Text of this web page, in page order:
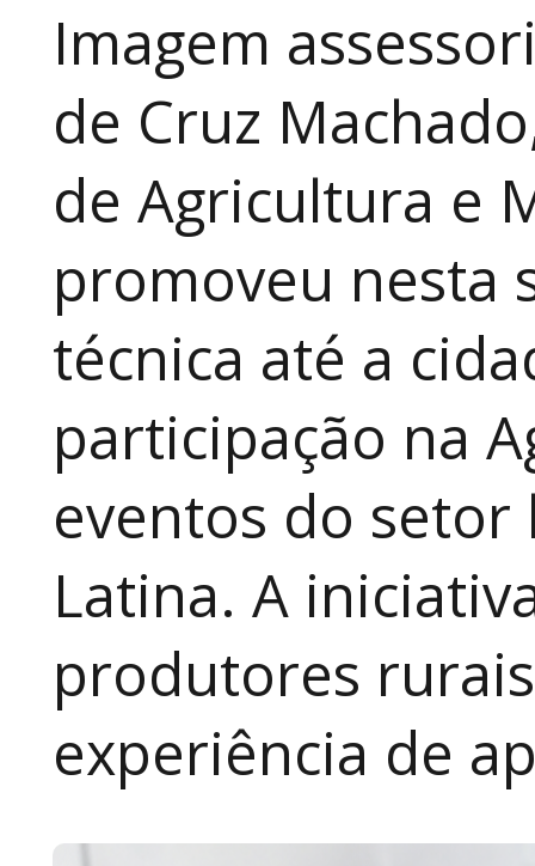
Imagem
de Cruz
de Agricultura e
promoveu nesta
técnica até a
participação na
eventos do
Latina. A
produtores
experiência de